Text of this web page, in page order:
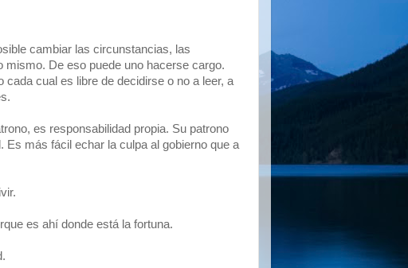
cambiar las circunstancias, las
De eso puede uno hacerse cargo.
cual es libre de decidirse o no a leer, a
es responsabilidad propia. Su patrono
Es más fácil echar la culpa al gobierno que a
es ahí donde está la fortuna.